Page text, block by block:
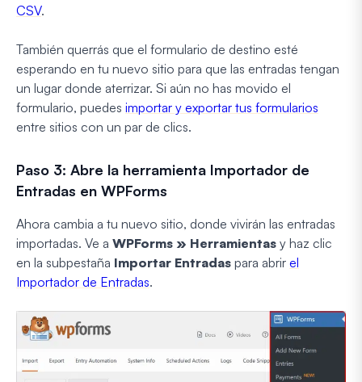
CSV.
También querrás que el formulario de destino esté
esperando en tu nuevo sitio para que las entradas tengan
un lugar donde aterrizar. Si aún no has movido el
formulario, puedes importar y exportar tus formularios
entre sitios con un par de clics.
Paso 3: Abre la herramienta Importador de
Entradas en WPForms
Ahora cambia a tu nuevo sitio, donde vivirán las entradas
importadas. Ve a WPForms » Herramientas y haz clic
en la subpestaña Importar Entradas para abrir el
Importador de Entradas.